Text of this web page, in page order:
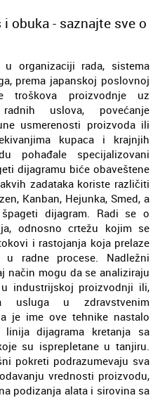
obuka - saznajte sve o
organizaciji rada, sistema
prema japanskoj poslovnoj
troškova proizvodnje uz
uslova, povećanje
usmerenosti proizvoda ili
kupaca i krajnjih
pohađale specijalizovani
dijagramu biće obaveštene
zadataka koriste različiti
Kanban, Hejunka, Smed, a
dijagram. Radi se o
odnosno crtežu kojim se
i rastojanja koja prelaze
radne procese. Nadležni
način mogu da se analiziraju
industrijskoj proizvodnji ili,
usluga u zdravstvenim
je ime ove tehnike nastalo
dijagrama kretanja sa
su isprepletane u tanjiru.
pokreti podrazumevaju sva
vrednosti proizvodu,
podizanja alata i sirovina sa